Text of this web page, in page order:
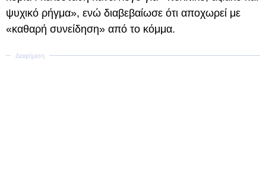
ψυχικό ρήγμα», ενώ διαβεβαίωσε ότι αποχωρεί με
«καθαρή συνείδηση» από το κόμμα.